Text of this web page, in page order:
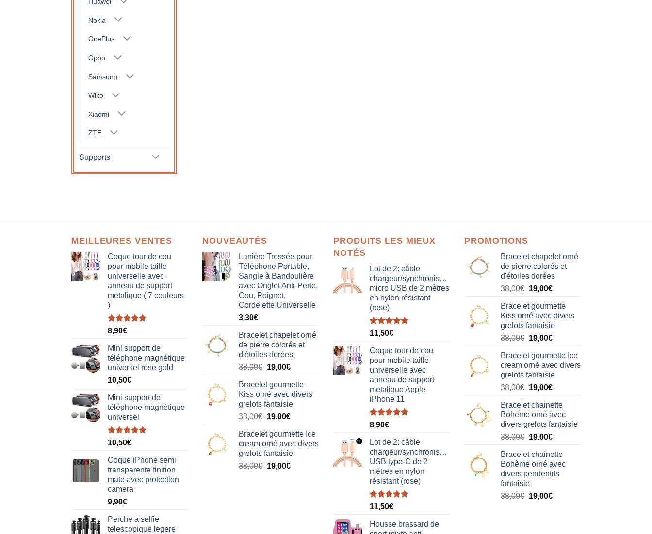
Nokia
OnePlus
Oppo
Samsung
Wiko
Xiaomi
ZTE
Supports
MEILLEURES VENTES
Coque tour de cou
pour mobile taille
universelle avec
anneau de support
metalique ( 7 couleurs
)
Note5.00
8,90€
Mini support de
téléphone magnétique
universel rose gold
10,50€
Mini support de
téléphone magnétique
universel
Note5.00
10,50€
Coque iPhone semi
transparente finition
mate avec protection
camera
9,90€
Perche a selfie
telescopique legere
NOUVEAUTÉS
Lanière Tressée pour
Téléphone Portable,
Sangle à Bandoulière
avec Onglet Anti-Perte,
Cou, Poignet,
Cordelette Universelle
3,30€
Bracelet chapelet orné
de pierre colorés et
d'étoiles dorées
38,00€ Le
initial
était :
38,00€.
19,00€Le
actuel
est :
19,00€.
Bracelet gourmette
Kiss orné avec divers
grelots fantaisie
38,00€ Le
initial
était :
38,00€.
19,00€Le
actuel
est :
19,00€.
Bracelet gourmette Ice
cream orné avec divers
grelots fantaisie
38,00€ Le
19,00€Le
PRODUITS LES MIEUX
NOTÉS
Lot de 2: câble
chargeur/synchronisation
micro USB de 2 mètres
en nylon résistant
(rose)
Note5.00
11,50€
Coque tour de cou
pour mobile taille
universelle avec
anneau de support
metalique Apple
iPhone 11
Note5.00
8,90€
Lot de 2: câble
chargeur/synchronisation
USB type-C de 2
mètres en nylon
résistant (rose)
Note5.00
11,50€
Housse brassard de
PROMOTIONS
Bracelet chapelet orné
de pierre colorés et
d'étoiles dorées
38,00€ Le
initial
était :
38,00€.
19,00€Le
actuel
est :
19,00€.
Bracelet gourmette
Kiss orné avec divers
grelots fantaisie
38,00€ Le
initial
était :
38,00€.
19,00€Le
actuel
est :
19,00€.
Bracelet gourmette Ice
cream orné avec divers
grelots fantaisie
38,00€ Le
initial
était :
38,00€.
19,00€Le
actuel
est :
19,00€.
Bracelet chainette
Bohème orné avec
divers grelots fantaisie
38,00€ Le
initial
était :
38,00€.
19,00€Le
actuel
est :
19,00€.
Bracelet chainette
Bohème orné avec
divers pendentifs
fantaisie
38,00€ Le
19,00€Le